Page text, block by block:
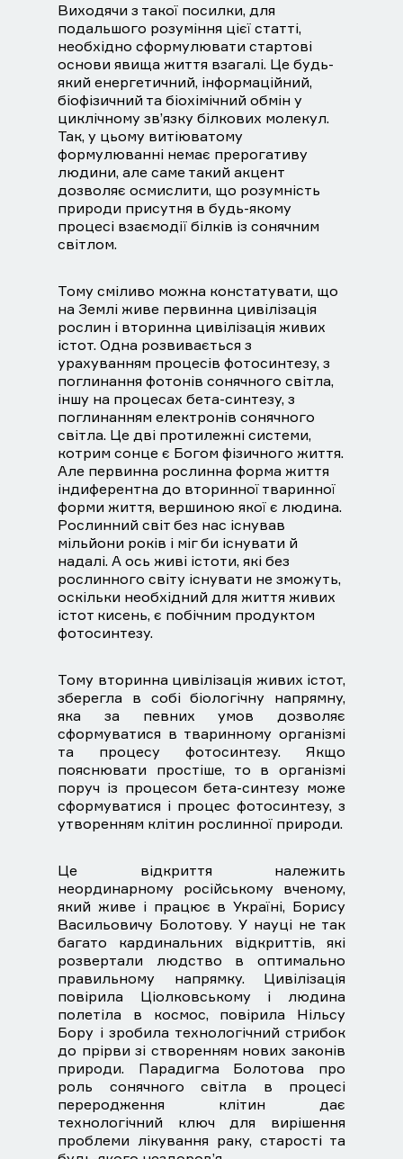
Виходячи з такої посилки, для
подальшого розуміння цієї статті,
необхідно сформулювати стартові
основи явища життя взагалі. Це будь-
який енергетичний, інформаційний,
біофізичний та біохімічний обмін у
циклічному зв’язку білкових молекул.
Так, у цьому витіюватому
формулюванні немає прерогативу
людини, але саме такий акцент
дозволяє осмислити, що розумність
природи присутня в будь-якому
процесі взаємодії білків із сонячним
світлом.
Тому сміливо можна констатувати, що
на Землі живе первинна цивілізація
рослин і вторинна цивілізація живих
істот. Одна розвивається з
урахуванням процесів фотосинтезу, з
поглинання фотонів сонячного світла,
іншу на процесах бета-синтезу, з
поглинанням електронів сонячного
світла. Це дві протилежні системи,
котрим сонце є Богом фізичного життя.
Але первинна рослинна форма життя
індиферентна до вторинної тваринної
форми життя, вершиною якої є людина.
Рослинний світ без нас існував
мільйони років і міг би існувати й
надалі. А ось живі істоти, які без
рослинного світу існувати не зможуть,
оскільки необхідний для життя живих
істот кисень, є побічним продуктом
фотосинтезу.
Тому вторинна цивілізація живих істот,
зберегла в собі біологічну напрямну,
яка за певних умов дозволяє
сформуватися в тваринному організмі
та процесу фотосинтезу. Якщо
пояснювати простіше, то в організмі
поруч із процесом бета-синтезу може
сформуватися і процес фотосинтезу, з
утворенням клітин рослинної природи.
Це відкриття належить
неординарному російському вченому,
який живе і працює в Україні, Борису
Васильовичу Болотову. У науці не так
багато кардинальних відкриттів, які
розвертали людство в оптимально
правильному напрямку. Цивілізація
повірила Ціолковському і людина
полетіла в космос, повірила Нільсу
Бору і зробила технологічний стрибок
до прірви зі створенням нових законів
природи. Парадигма Болотова про
роль сонячного світла в процесі
переродження клітин дає
технологічний ключ для вирішення
проблеми лікування раку, старості та